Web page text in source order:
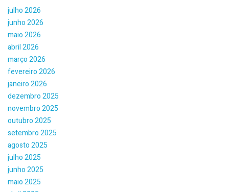
julho 2026
junho 2026
maio 2026
abril 2026
março 2026
fevereiro 2026
janeiro 2026
dezembro 2025
novembro 2025
outubro 2025
setembro 2025
agosto 2025
julho 2025
junho 2025
maio 2025